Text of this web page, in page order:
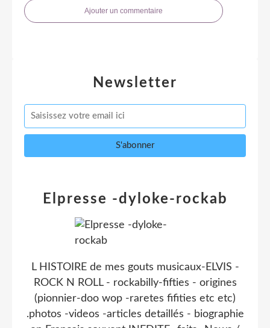
Ajouter un commentaire
Newsletter
Elpresse -dyloke-rockab
L HISTOIRE de mes gouts musicaux-ELVIS -
ROCK N ROLL - rockabilly-fifties - origines
(pionnier-doo wop -raretes fifities etc etc)
.photos -videos -articles detaillés - biographie